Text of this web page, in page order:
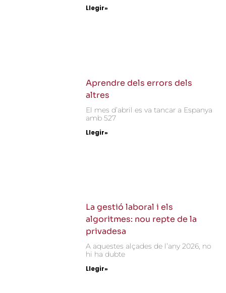
Llegir»
Aprendre dels errors dels
altres
El mes d’abril es va tancar a Espanya
amb 527
Llegir»
La gestió laboral i els
algoritmes: nou repte de la
privadesa
A aquestes alçades de l’any 2026, no
hi ha dubte
Llegir»